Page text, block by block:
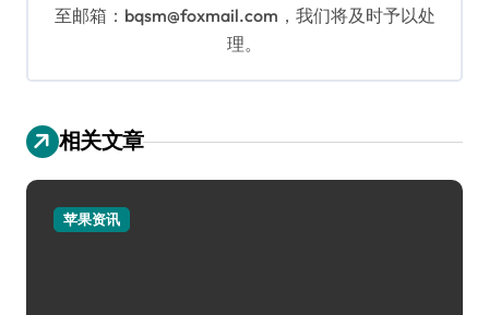
至邮箱：bqsm@foxmail.com，我们将及时予以处
理。
相关文章
苹果资讯